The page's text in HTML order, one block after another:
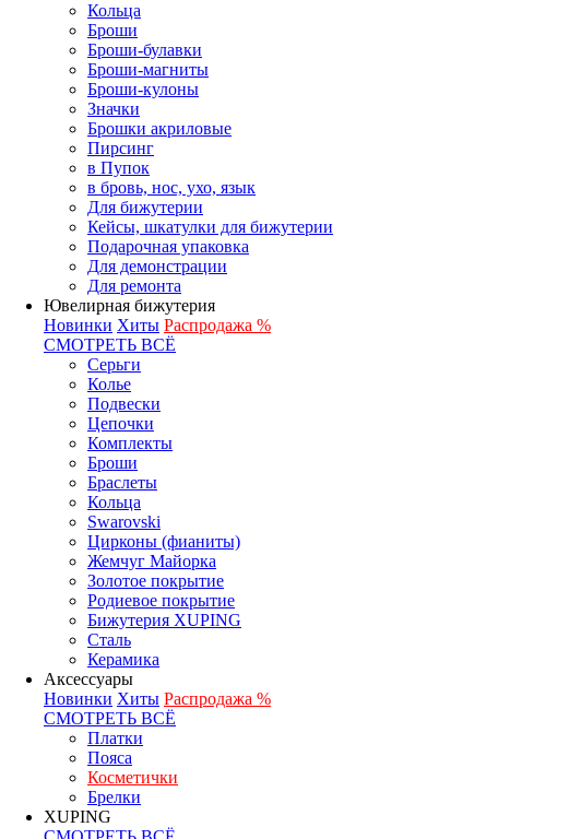
Кольца
Броши
Броши-булавки
Броши-магниты
Броши-кулоны
Значки
Брошки акриловые
Пирсинг
в Пупок
в бровь, нос, ухо, язык
Для бижутерии
Кейсы, шкатулки для бижутерии
Подарочная упаковка
Для демонстрации
Для ремонта
Ювелирная бижутерия
Новинки Хиты Распродажа %
СМОТРЕТЬ ВСЁ
Серьги
Колье
Подвески
Цепочки
Комплекты
Броши
Браслеты
Кольца
Swarovski
Цирконы (фианиты)
Жемчуг Майорка
Золотое покрытие
Родиевое покрытие
Бижутерия XUPING
Сталь
Керамика
Аксессуары
Новинки Хиты Распродажа %
СМОТРЕТЬ ВСЁ
Платки
Пояса
Косметички
Брелки
XUPING